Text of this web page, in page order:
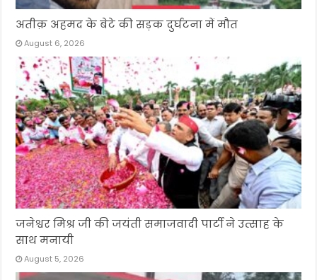
अतीक़ अहमद के बेटे की सड़क दुर्घटना में मौत
August 6, 2026
जनेश्वर मिश्र जी की जयंती समाजवादी पार्टी ने उत्साह के
साथ मनायी
August 5, 2026